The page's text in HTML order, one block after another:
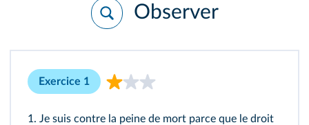
Observer
Exercice 1
1. Je suis contre la peine de mort parce que le droit